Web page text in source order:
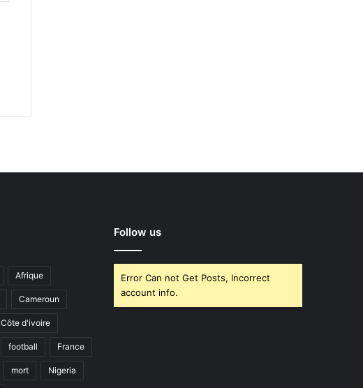
Afrique
Cameroun
Côte d'ivoire
football France
mort Nigeria
Follow us
Error Can not Get Posts, Incorrect
account info.